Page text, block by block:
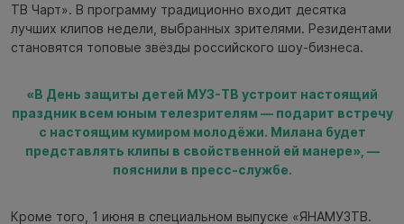
ТВ Чарт». В программу традиционно входит десятка
лучших клипов недели, выбранных зрителями. Резидентами
становятся топовые звёзды российского шоу-бизнеса.
«В День защиты детей МУЗ-ТВ устроит настоящий
праздник всем юным телезрителям — подарит встречу
с настоящим кумиром молодёжи. Милана будет
представлять клипы в свойственной ей манере», —
пояснили в пресс-службе.
Кроме того, 1 июня в специальном выпуске «ЯНАМУЗТВ.